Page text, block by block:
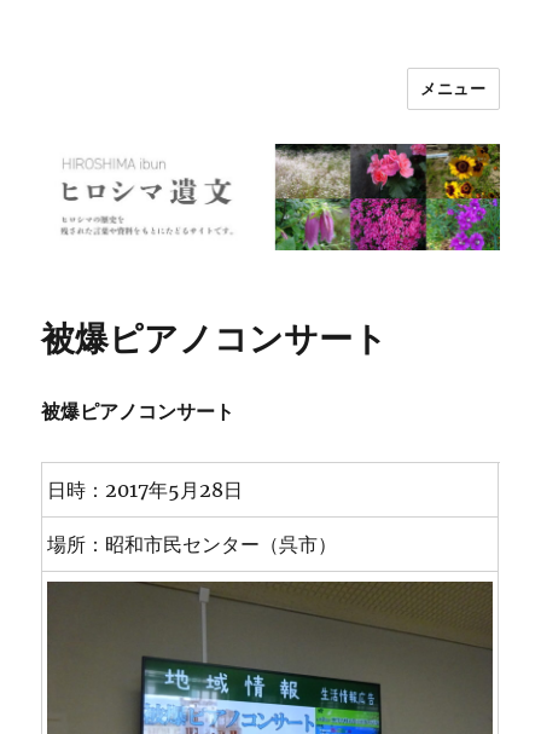
メニュー
被爆ピアノコンサート
被爆ピアノコンサート
日時：2017年5月28日
場所：昭和市民センター（呉市）